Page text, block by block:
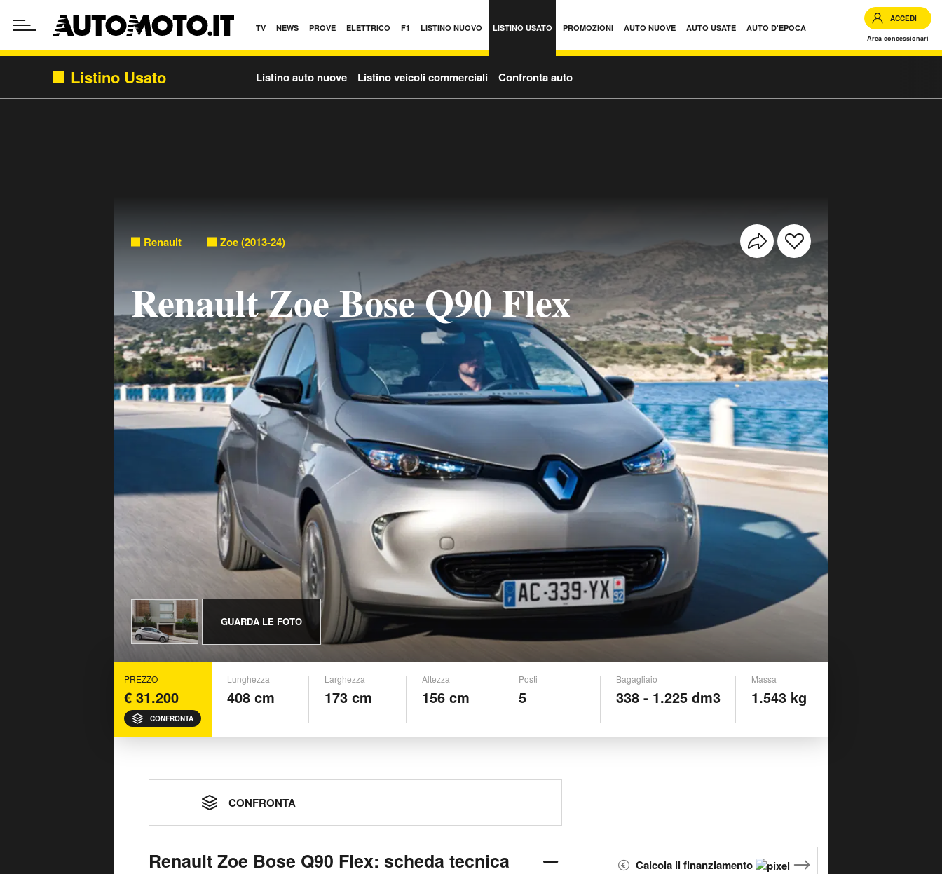
TV NEWS PROVE ELETTRICO F1 LISTINO NUOVO LISTINO USATO PROMOZIONI AUTO NUOVE AUTO USATE AUTO D'EPOCA
ACCEDI
Area concessionari
Listino Usato Listino auto nuove Listino veicoli commerciali Confronta auto
Renault Zoe (2013-24)
Renault Zoe Bose Q90 Flex
GUARDA LE FOTO
PREZZO
€ 31.200
CONFRONTA
Lunghezza
408 cm
Larghezza
173 cm
Altezza
156 cm
Posti
5
Bagagliaio
338 - 1.225 dm3
Massa
1.543 kg
CONFRONTA
Renault Zoe Bose Q90 Flex: scheda tecnica Calcola il finanziamento